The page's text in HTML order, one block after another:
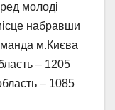
молоді
набравши
м.Києва
– 1205
– 1085